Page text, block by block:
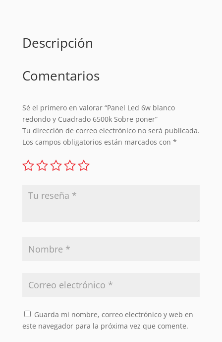
cantidad
Descripción
Comentarios
Sé el primero en valorar “Panel Led 6w blanco
redondo y Cuadrado 6500k Sobre poner”
Tu dirección de correo electrónico no será publicada.
Los campos obligatorios están marcados con *
Guarda mi nombre, correo electrónico y web en
este navegador para la próxima vez que comente.